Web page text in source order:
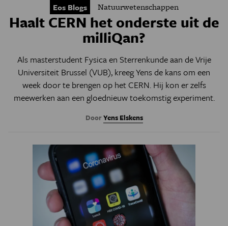
Eos Blogs Natuurwetenschappen
Haalt CERN het onderste uit de
milliQan?
Als masterstudent Fysica en Sterrenkunde aan de Vrije
Universiteit Brussel (VUB), kreeg Yens de kans om een
week door te brengen op het CERN. Hij kon er zelfs
meewerken aan een gloednieuw toekomstig experiment.
DoorYens Elskens